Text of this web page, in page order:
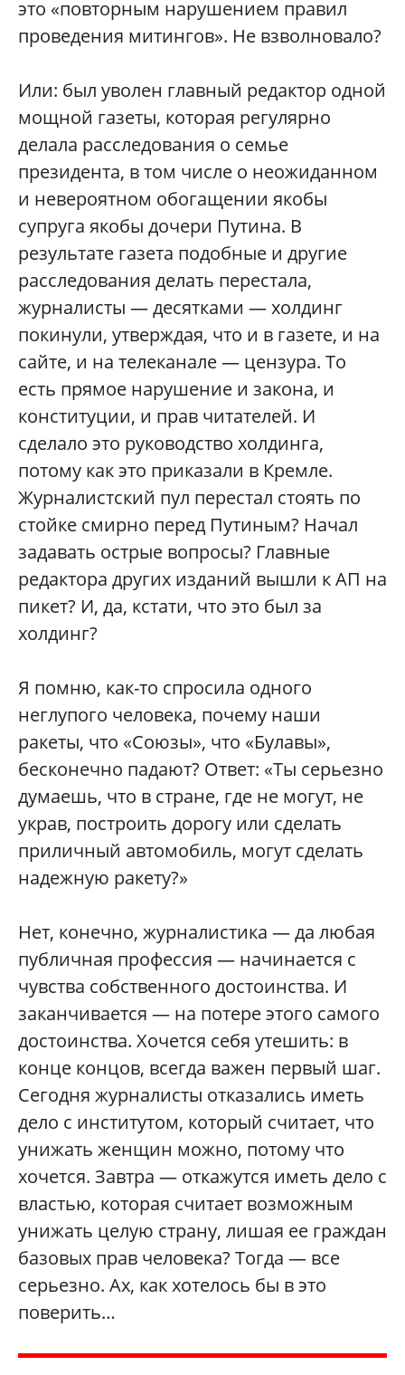
это «повторным нарушением правил
проведения митингов». Не взволновало?
Или: был уволен главный редактор одной
мощной газеты, которая регулярно
делала расследования о семье
президента, в том числе о неожиданном
и невероятном обогащении якобы
супруга якобы дочери Путина. В
результате газета подобные и другие
расследования делать перестала,
журналисты — десятками — холдинг
покинули, утверждая, что и в газете, и на
сайте, и на телеканале — цензура. То
есть прямое нарушение и закона, и
конституции, и прав читателей. И
сделало это руководство холдинга,
потому как это приказали в Кремле.
Журналистский пул перестал стоять по
стойке смирно перед Путиным? Начал
задавать острые вопросы? Главные
редактора других изданий вышли к АП на
пикет? И, да, кстати, что это был за
холдинг?
Я помню, как-то спросила одного
неглупого человека, почему наши
ракеты, что «Союзы», что «Булавы»,
бесконечно падают? Ответ: «Ты серьезно
думаешь, что в стране, где не могут, не
украв, построить дорогу или сделать
приличный автомобиль, могут сделать
надежную ракету?»
Нет, конечно, журналистика — да любая
публичная профессия — начинается с
чувства собственного достоинства. И
заканчивается — на потере этого самого
достоинства. Хочется себя утешить: в
конце концов, всегда важен первый шаг.
Сегодня журналисты отказались иметь
дело с институтом, который считает, что
унижать женщин можно, потому что
хочется. Завтра — откажутся иметь дело с
властью, которая считает возможным
унижать целую страну, лишая ее граждан
базовых прав человека? Тогда — все
серьезно. Ах, как хотелось бы в это
поверить…